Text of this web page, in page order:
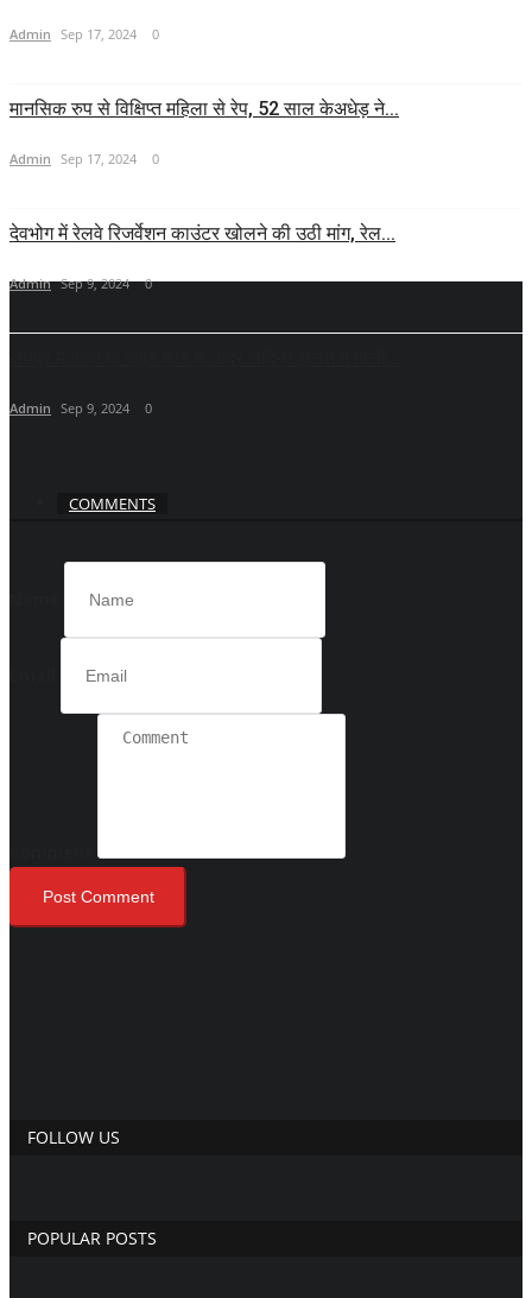
Admin Sep 17, 2024 0
मानसिक रुप से विक्षिप्त महिला से रेप, 52 साल केअधेड़ ने...
Admin Sep 17, 2024 0
देवभोग में रेलवे रिजर्वेशन काउंटर खोलने की उठी मांग, रेल...
Admin Sep 9, 2024 0
Admin Sep 9, 2024 0
COMMENTS
Post Comment
FOLLOW US
POPULAR POSTS